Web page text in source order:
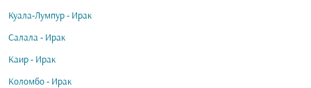
Куала-Лумпур - Ирак
Салала - Ирак
Каир - Ирак
Коломбо - Ирак